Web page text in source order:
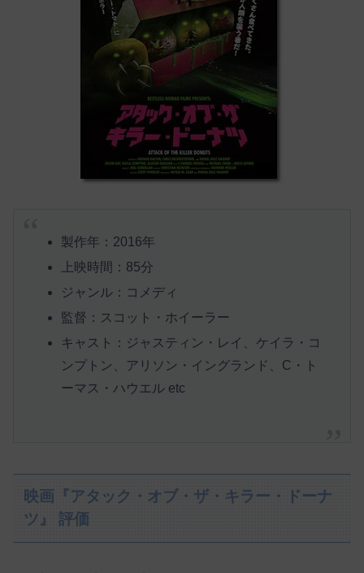
製作年：2016年
上映時間：85分
ジャンル：コメディ
監督：スコット・ホイーラー
キャスト：ジャスティン・レイ、ケイラ・コ
ンプトン、アリソン・イングランド、C・ト
ーマス・ハウエル etc
映画『アタック・オブ・ザ・キラー・ドーナ
ツ』 評価